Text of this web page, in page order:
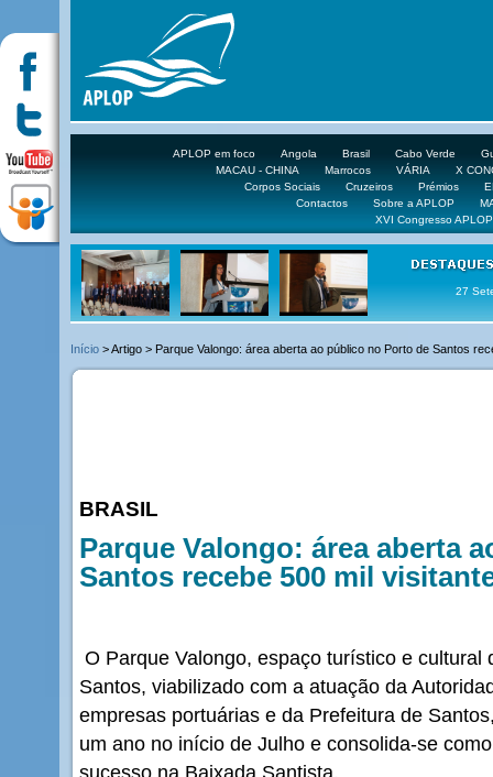
APLOP em foco Angola Brasil Cabo Verde
MACAU - CHINA
Marrocos VÁRIA
X
Corpos Sociais
Cruzeiros Prémios
Contactos
Sobre a APLOP
XVI Congresso APLOP
16 DE
Início > Artigo > Parque Valongo: área aberta ao público no Porto de Santos
BRASIL
Parque Valongo: área aberta
Santos recebe 500 mil
O Parque Valongo, espaço turístico e cultural
Santos, viabilizado com a atuação da
empresas portuárias e da Prefeitura de
um ano no início de Julho e consolida-se
sucesso na Baixada Santista.